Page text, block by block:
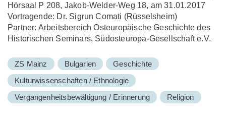
Hörsaal P 208, Jakob-Welder-Weg 18, am 31.01.2017
Vortragende: Dr. Sigrun Comati (Rüsselsheim)
Partner: Arbeitsbereich Osteuropäische Geschichte des
Historischen Seminars, Südosteuropa-Gesellschaft e.V.
ZS Mainz Bulgarien
Geschichte
Kulturwissenschaften / Ethnologie
Vergangenheitsbewältigung / Erinnerung
Religion